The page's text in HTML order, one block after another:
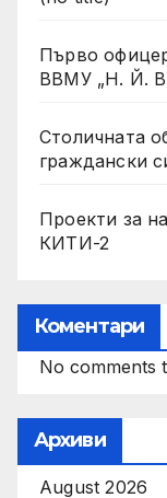
Първо
ВВМУ „Н. Й.
Столичната
граждански
Проекти за
КИТИ-2
Коментари
No comments
Архиви
August 2026